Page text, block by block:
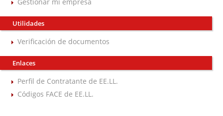
Utilidades
Verificación de documentos
Enlaces
Perfil de Contratante de EE.LL.
Códigos FACE de EE.LL.